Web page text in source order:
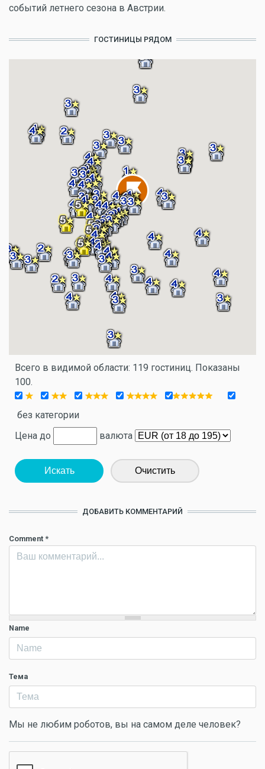
событий летнего сезона в Австрии.
ГОСТИНИЦЫ РЯДОМ
Всего в видимой области: 119 гостиниц. Показаны
100.
без категории
Цена до
валюта
Искать Очистить
ДОБАВИТЬ КОММЕНТАРИЙ
Comment *
Name
Тема
Мы не любим роботов, вы на самом деле человек?